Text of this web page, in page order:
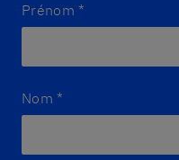
Prénom *
Nom *